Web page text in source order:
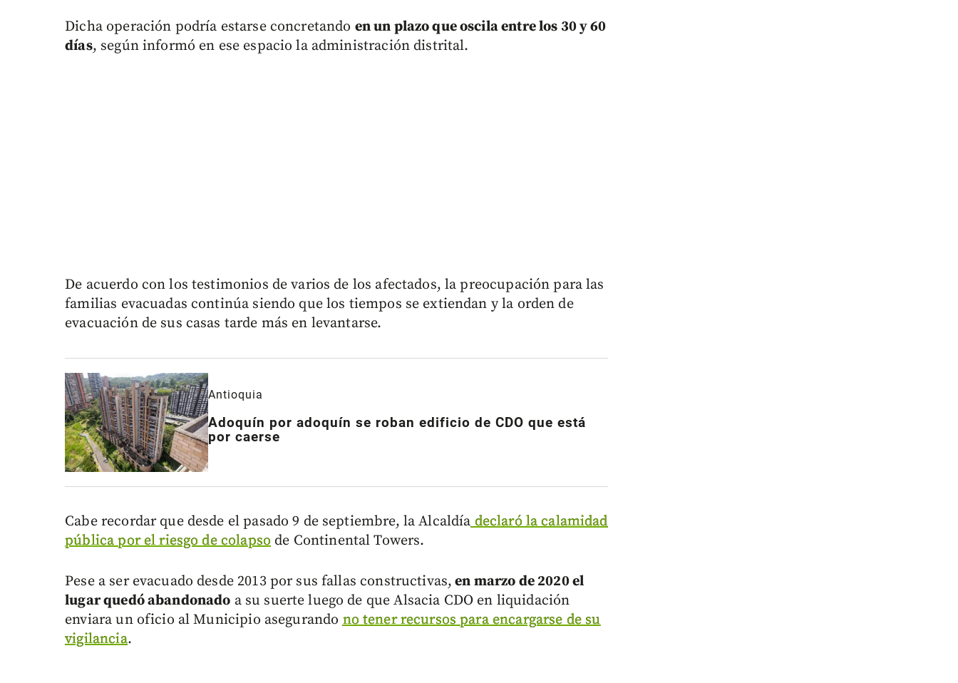
Dicha operación podría estarse concretando en un plazo que oscila entre los 30 y 60
días, según informó en ese espacio la administración distrital.
De acuerdo con los testimonios de varios de los afectados, la preocupación para las
familias evacuadas continúa siendo que los tiempos se extiendan y la orden de
evacuación de sus casas tarde más en levantarse.
Antioquia
Adoquín por adoquín se roban edificio de CDO que está
por caerse
Cabe recordar que desde el pasado 9 de septiembre, la Alcaldía declaró la calamidad
pública por el riesgo de colapso de Continental Towers.
Pese a ser evacuado desde 2013 por sus fallas constructivas, en marzo de 2020 el
lugar quedó abandonado a su suerte luego de que Alsacia CDO en liquidación
enviara un oficio al Municipio asegurando no tener recursos para encargarse de su
vigilancia.